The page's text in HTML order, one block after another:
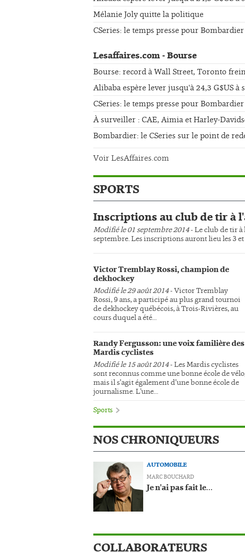
Mélanie Joly quitte la politique
CSeries: le temps presse pour Bombardier
Lesaffaires.com - Bourse
Bourse: record à Wall Street, Toronto
Alibaba espère lever jusqu'à 24,3 G$US à
CSeries: le temps presse pour Bombardier
À surveiller : CAE, Aimia et Harley-
Bombardier: le CSeries sur le point de
Voir LesAffaires.com
SPORTS
Inscriptions au club de tir à
Modifié le 01 septembre 2014- Le club de tir à
septembre. Les inscriptions auront lieu les 3 et
Victor Tremblay Rossi, champion de
dekhockey
Modifié le 29 août 2014- Victor Tremblay
Rossi, 9 ans, a participé au plus grand tournoi
de dekhockey québécois, à Trois-Rivières, au
cours duquel a été...
Randy Fergusson: une voix familière des
Mardis cyclistes
Modifié le 15 août 2014- Les Mardis cyclistes
sont reconnus comme une bonne école de
mais il s’agit également d’une bonne école de
journalisme. L'une...
Sports
NOS CHRONIQUEURS
AUTOMOBILE
MARC BOUCHARD
Je n'ai pas fait le…
COLLABORATEURS